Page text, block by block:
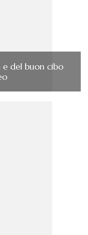
e del buon cibo